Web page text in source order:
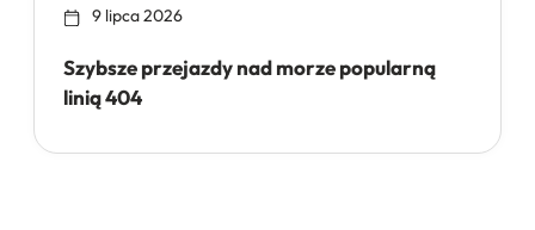
9 lipca 2026
Szybsze przejazdy nad morze popularną
linią 404